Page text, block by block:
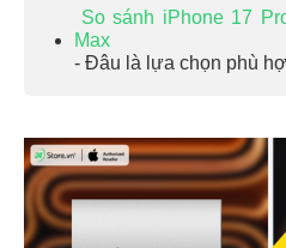
So sánh iPhone 17
Max
- Đâu là lựa chọn phù